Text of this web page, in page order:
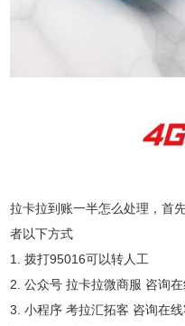
拉卡拉到账一半怎么处理，首
者以下方式
1. 拨打95016可以转人工
2. 公众号 拉卡拉微商服 咨询
3. 小程序 考拉汇拓客 咨询在